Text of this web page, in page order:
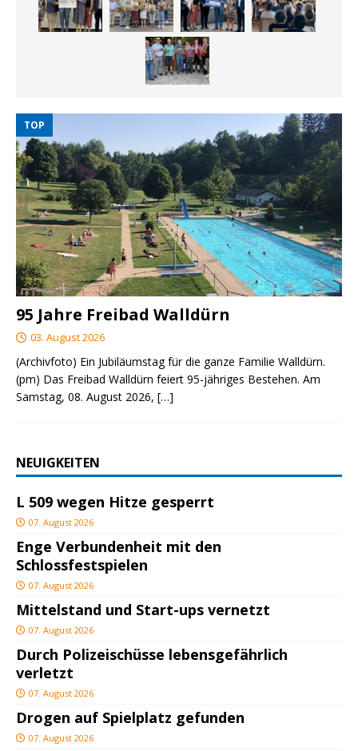
TOP
95 Jahre Freibad Walldürn
03. August 2026
(Archivfoto) Ein Jubiläumstag für die ganze Familie Walldürn.
(pm) Das Freibad Walldürn feiert 95-jähriges Bestehen. Am
Samstag, 08. August 2026, […]
NEUIGKEITEN
L 509 wegen Hitze gesperrt
07. August 2026
Enge Verbundenheit mit den
Schlossfestspielen
07. August 2026
Mittelstand und Start-ups vernetzt
07. August 2026
Durch Polizeischüsse lebensgefährlich
verletzt
07. August 2026
Drogen auf Spielplatz gefunden
07. August 2026